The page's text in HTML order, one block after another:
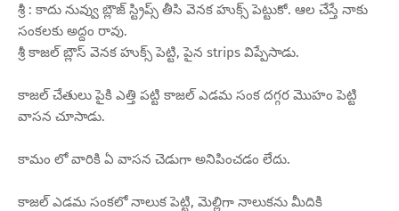
శ్రీ : కాదు నువ్వు బ్లౌజ్ స్ట్రిప్స్ తీసి వెనక హుక్స్ పెట్టుకో. ఆల చేస్తే నాకు
సంకలకు అద్దం రావు.
శ్రీ కాజల్ బ్లౌస్ వెనక హుక్స్ పెట్టి, పైన strips విప్పేసాడు.
కాజల్ చేతులు పైకి ఎత్తి పట్టి కాజల్ ఎడమ సంక దగ్గర మొహం పెట్టి
వాసన చూసాడు.
కామం లో వారికి ఏ వాసన చెడుగా అనిపించడం లేదు.
కాజల్ ఎడమ సంకలో నాలుక పెట్టి, మెల్లిగా నాలుకను మీదికి